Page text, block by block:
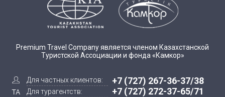
Premium Travel Company является членом Казахстанской
Туристской Ассоциации и фонда «Камкор»
Для частных клиентов:
Для турагентств:
+7 (727) 267-36-37/38
+7 (727) 272-37-65/71